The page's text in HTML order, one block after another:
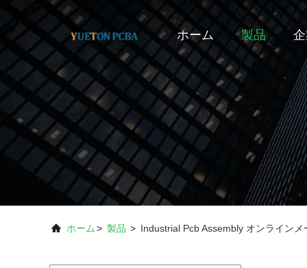
ホーム 製品
ホーム > 製品 > Industrial Pcb Assembly オンラインメ